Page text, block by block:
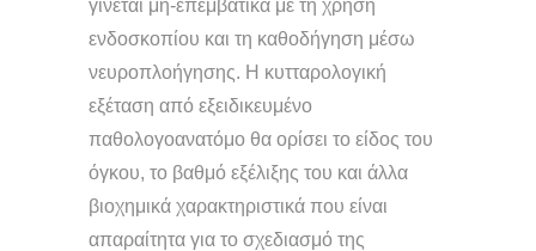
γίνεται μη-επεμβατικά με τη χρήση
ενδοσκοπίου και τη καθοδήγηση μέσω
νευροπλοήγησης. Η κυτταρολογική
εξέταση από εξειδικευμένο
παθολογοανατόμο θα ορίσει το είδος του
όγκου, το βαθμό εξέλιξης του και άλλα
βιοχημικά χαρακτηριστικά που είναι
απαραίτητα για το σχεδιασμό της